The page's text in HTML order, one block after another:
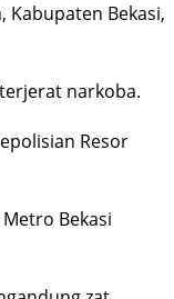
Kabupaten Bekasi,
narkoba.
Resor
Bekasi